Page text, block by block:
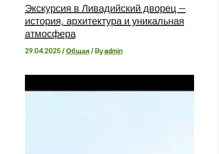
Экскурсия в Ливадийский дворец —
история, архитектура и уникальная
атмосфера
29.04.2025/Общая/ Byadmin